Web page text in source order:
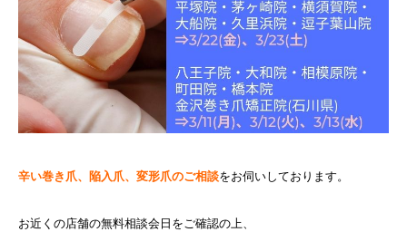
辛い巻き爪、陥入爪、変形爪のご相談をお伺いしております。
お近くの店舗の無料相談会日をご確認の上、